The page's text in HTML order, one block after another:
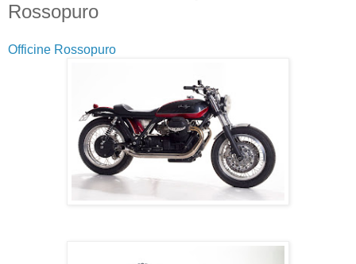
Rossopuro
Officine Rossopuro